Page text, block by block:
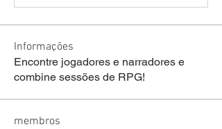
Informações
Encontre jogadores e narradores e
combine sessões de RPG!
membros